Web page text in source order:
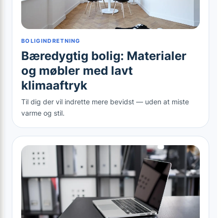
BOLIGINDRETNING
Bæredygtig bolig: Materialer
og møbler med lavt
klimaaftryk
Til dig der vil indrette mere bevidst — uden at miste
varme og stil.